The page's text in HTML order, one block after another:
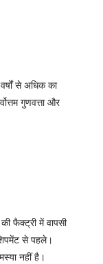
से अधिक का
गुणवत्ता और
फैक्ट्री में वापसी
से पहले।
नहीं है।